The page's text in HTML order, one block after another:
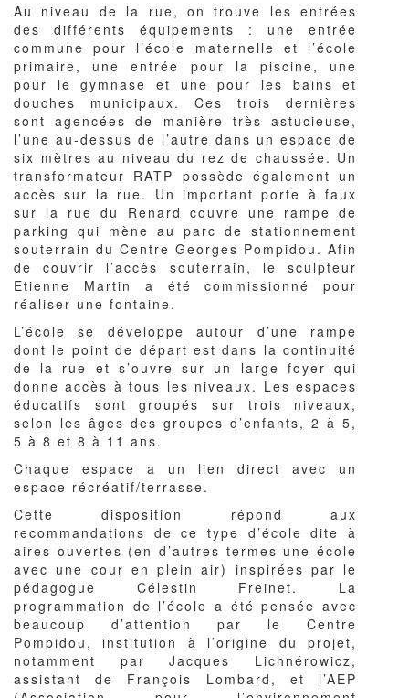
Au niveau de la rue, on trouve les entrées
des différents équipements : une entrée
commune pour l’école maternelle et l’école
primaire, une entrée pour la piscine, une
pour le gymnase et une pour les bains et
douches municipaux. Ces trois dernières
sont agencées de manière très astucieuse,
l’une au-dessus de l’autre dans un espace de
six mètres au niveau du rez de chaussée. Un
transformateur RATP possède également un
accès sur la rue. Un important porte à faux
sur la rue du Renard couvre une rampe de
parking qui mène au parc de stationnement
souterrain du Centre Georges Pompidou. Afin
de couvrir l’accès souterrain, le sculpteur
Etienne Martin a été commissionné pour
réaliser une fontaine.
L’école se développe autour d’une rampe
dont le point de départ est dans la continuité
de la rue et s’ouvre sur un large foyer qui
donne accès à tous les niveaux. Les espaces
éducatifs sont groupés sur trois niveaux,
selon les âges des groupes d’enfants, 2 à 5,
5 à 8 et 8 à 11 ans.
Chaque espace a un lien direct avec un
espace récréatif/terrasse.
Cette disposition répond aux
recommandations de ce type d’école dite à
aires ouvertes (en d’autres termes une école
avec une cour en plein air) inspirées par le
pédagogue Célestin Freinet. La
programmation de l’école a été pensée avec
beaucoup d’attention par le Centre
Pompidou, institution à l’origine du projet,
notamment par Jacques Lichnérowicz,
assistant de François Lombard, et l’AEP